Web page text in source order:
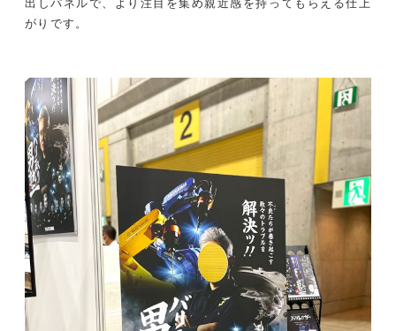
出しパネルで、より注目を集め親近感を持ってもらえる仕上
がりです。